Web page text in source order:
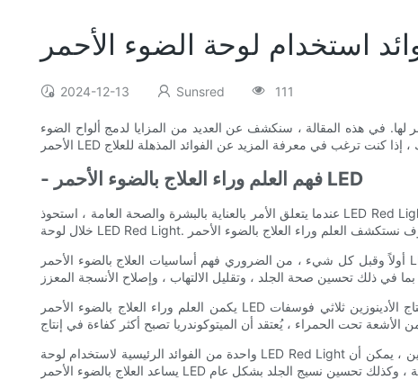
2024-12-13 Sunsred 111
لها. في هذه المقالة ، سنكشف عن العديد من المزايا لدمج ألواح الضوء
- فهم العلم وراء العلاج بالضوء الأحمر LED
عندما يتعلق الأمر بالعناية بالبشرة والصحة العامة ، استحوذ LED Red Light Therapy على الأضواء في السنوات الأخيرة. يتم الاحتفال بهذه التكنولوجيا المبتكرة لفوائدها المختلفة ، وطريقة واحدة شعبية لتجربة هذه هي من
أولاً وقبل كل شيء ، من الضروري فهم أساسيات العلاج بالضوء الأحمر LED. يتضمن هذا العلاج تعريض الجلد للضوء الأحمر والقريب من الأشعة تحت الحمراء ، والذي يُعتقد أنه يخترق طبقات الجلد ويحفز النشاط الخلوي.
يكمن العلم وراء العلاج بالضوء الأحمر LED في قدرته على تحفيز الميتوكوندريا داخل خلايانا. الميتوكوندريا مسؤولة عن إنتاج الأدينوزين ثلاثي فوسفات (ATP) ، وهو مصدر الطاقة للعمليات الخلوية. عندما تتعرض للضوء
واحدة من الفوائد الرئيسية لاستخدام لوحة LED Red Light هي قدرتها على تعزيز إنتاج الكولاجين. الكولاجين هو بروتين يوفر بنية للجلد وهو ضروري للحفاظ على حزمه ومرونته. من خلال تحفيز إنتاج الكولاجين ، يمكن أن